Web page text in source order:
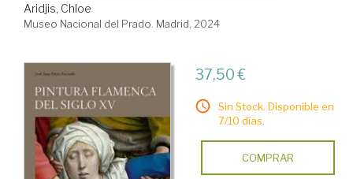
Aridjis, Chloe
Museo Nacional del Prado. Madrid, 2024
37,50 €
Sin Stock. Disponible en
7/10 días.
COMPRAR